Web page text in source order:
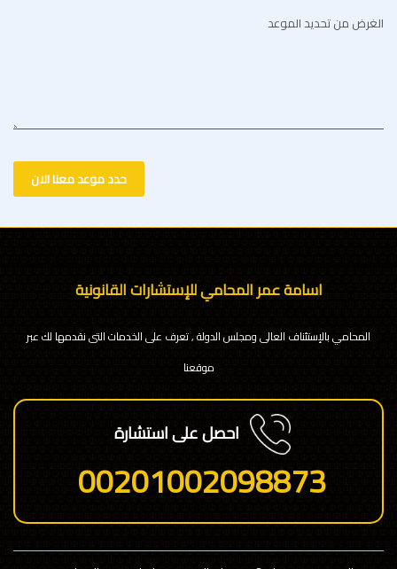
الغرض من تحديد الموعد
حدد موعد معنا الان
اسامة عمر المحامي للإستشارات القانونية
المحامي بالإستئناف العالى ومجلس الدولة , تعرف على الخدمات التى نقدمها لك عبر
موقعنا
احصل على استشارة
00201002098873